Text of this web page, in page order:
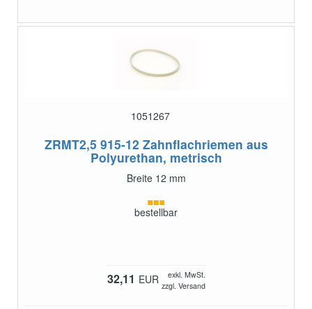
1051267
ZRMT2,5 915-12 Zahnflachriemen aus
Polyurethan, metrisch
Breite 12 mm
bestellbar
32,11 EUR
exkl. MwSt.
zzgl. Versand